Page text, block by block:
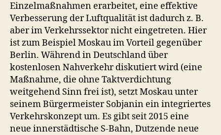
Einzelmaßnahmen erarbeitet, eine effektive
Verbesserung der Luftqualität ist dadurch z. B.
aber im Verkehrssektor nicht eingetreten. Hier
ist zum Beispiel Moskau im Vorteil gegenüber
Berlin. Während in Deutschland über
kostenlosen Nahverkehr diskutiert wird (eine
Maßnahme, die ohne Taktverdichtung
weitgehend Sinn frei ist), setzt Moskau unter
seinem Bürgermeister Sobjanin ein integriertes
Verkehrskonzept um. Es gibt seit 2015 eine
neue innerstädtische S-Bahn, Dutzende neue